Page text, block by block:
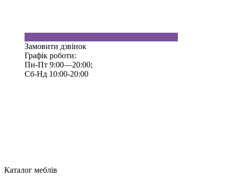
Замовити дзвінок
Графік роботи:
Пн-Пт 9:00—20:00;
Сб-Нд 10:00-20:00
Каталог меблів